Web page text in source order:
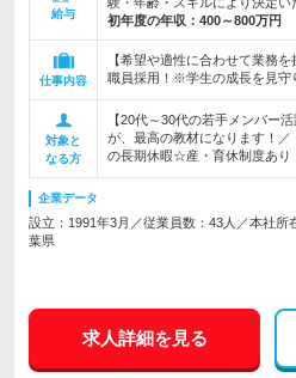
給与
初年度の年収： 400～800万円
仕事内容
【希望や適性に合わせて業務
職員採用！※学生の成長を見守
対象と
なる方
【20代～30代の若手メンバー
が、最高の教材になります！
の長期休暇☆産・育休制度あり
企業データ
設立：1991年3月／従業員数：43人／本社所
葉県
求人詳細を見る